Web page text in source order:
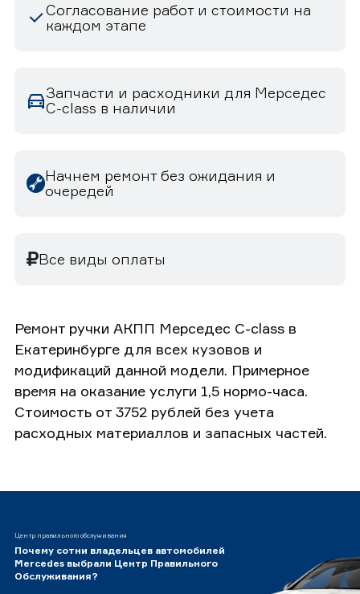
Согласование работ и стоимости на
каждом этапе
Запчасти и расходники для Мерседес
C-class в наличии
Начнем ремонт без ожидания и
очередей
Все виды оплаты
Ремонт ручки АКПП Мерседес C-class в
Екатеринбурге для всех кузовов и
модификаций данной модели. Примерное
время на оказание услуги 1,5 нормо-часа.
Стоимость от 3752 рублей без учета
расходных материаллов и запасных частей.
Центр правильного обслуживания
Почему сотни владельцев автомобилей
Mercedes выбрали Центр Правильного
Обслуживания?